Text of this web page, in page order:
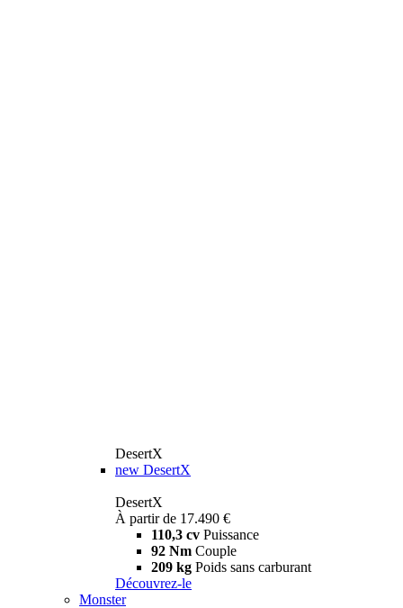
DesertX
new DesertX
DesertX
À partir de 17.490 €
110,3 cv Puissance
92 Nm Couple
209 kg Poids sans carburant
Découvrez-le
Monster